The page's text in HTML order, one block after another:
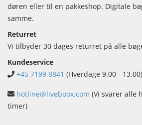
døren eller til en pakkeshop. Digitale
samme.
Returret
Vi tilbyder 30 dages returret på alle
Kundeservice
+45 7199 8841 (Hverdage 9.00 - 13.00)
hotline@liveboox.com (Vi svarer alle
timer)